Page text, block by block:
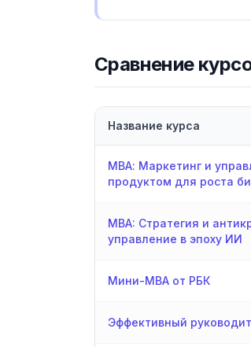
Сравнение
Название курса
МВА: Маркетинг и
продуктом для роста
MBA: Стратегия и
управление в эпоху ИИ
Мини-MBA от РБК
Эффективный